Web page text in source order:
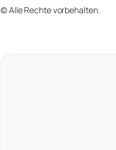
© Alle Rechte vorbehalten.